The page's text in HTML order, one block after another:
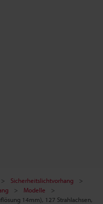
Sicherheitslichtvorhang
Modelle
14mm), 127 Strahlachsen,